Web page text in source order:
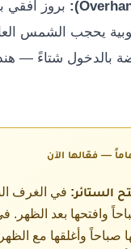
يحجب الشمس
بالدخول شتاءً —
— فعّالها الآن
الستائر: في الغرف
وافتحها بعد الظهر.
صباحاً وأغلقها مع